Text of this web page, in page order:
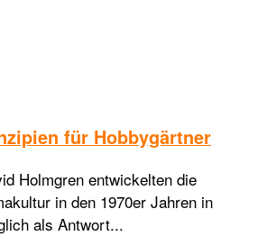
für Hobbygärtner
Holmgren entwickelten die
in den 1970er Jahren in
als Antwort...